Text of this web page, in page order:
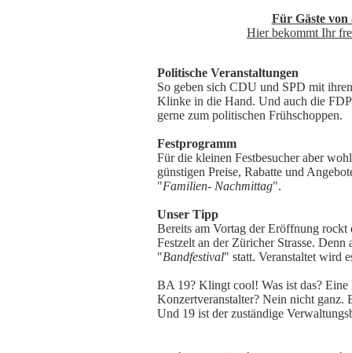
Für Gäste von
Hier bekommt Ihr
Politische Veranstaltungen
So geben sich CDU und SPD mit
Klinke in die Hand. Und auch die
gerne zum politischen Frühschoppen.
Festprogramm
Für die kleinen Festbesucher aber
günstigen Preise, Rabatte und
"Familien- Nachmittag".
Unser Tipp
Bereits am Vortag der Eröffnung rockt
Festzelt an der Züricher Strasse.
"Bandfestival" statt. Veranstaltet wird
BA 19? Klingt cool! Was ist das? Eine
Konzertveranstalter? Nein nicht ganz.
Und 19 ist der zuständige